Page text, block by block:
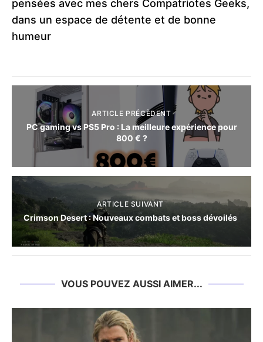
pensées avec mes chers Compatriotes Geeks,
dans un espace de détente et de bonne
humeur
ARTICLE PRÉCÈDENT
PC gaming vs PS5 Pro : La meilleure expérience pour
800 € ?
ARTICLE SUIVANT
Crimson Desert : Nouveaux combats et boss dévoilés
VOUS POUVEZ AUSSI AIMER...